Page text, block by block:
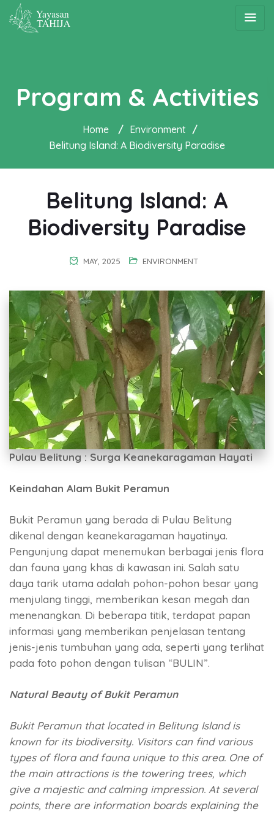
Program & Activities
Home / Environment /
Belitung Island: A Biodiversity Paradise
Belitung Island: A
Biodiversity Paradise
MAY, 2025 ENVIRONMENT
Pulau Belitung : Surga Keanekaragaman Hayati
Keindahan Alam Bukit Peramun
Bukit Peramun yang berada di Pulau Belitung
dikenal dengan keanekaragaman hayatinya.
Pengunjung dapat menemukan berbagai jenis flora
dan fauna yang khas di kawasan ini. Salah satu
daya tarik utama adalah pohon-pohon besar yang
menjulang tinggi, memberikan kesan megah dan
menenangkan. Di beberapa titik, terdapat papan
informasi yang memberikan penjelasan tentang
jenis-jenis tumbuhan yang ada, seperti yang terlihat
pada foto pohon dengan tulisan “BULIN”.
Natural Beauty of Bukit Peramun
Bukit Peramun that located in Belitung Island is
known for its biodiversity. Visitors can find various
types of flora and fauna unique to this area. One of
the main attractions is the towering trees, which
give a majestic and calming impression. At several
points, there are information boards explaining the